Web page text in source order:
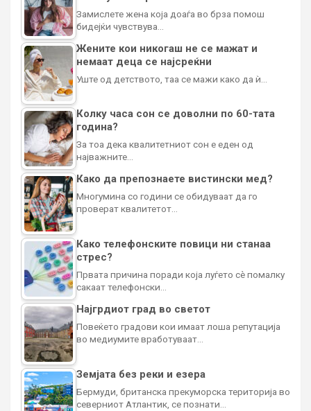
Замислете жена која доаѓа во брза помош
бидејќи чувствува…
Жените кои никогаш не се мажат и
немаат деца се најсреќни
Уште од детството, таа се мажи како да ѝ…
Колку часа сон се доволни по 60-тата
година?
За тоа дека квалитетниот сон е еден од
најважните…
Како да препознаете вистински мед?
Многумина со години се обидуваат да го
проверат квалитетот…
Како телефонските повици ни станаа
стрес?
Првата причина поради која луѓето сè помалку
сакаат телефонски…
Најгрдиот град во светот
Повеќето градови кои имаат лоша репутација
во медиумите вработуваат…
Земјата без реки и езера
Бермуди, британска прекуморска територија во
северниот Атлантик, се познати…